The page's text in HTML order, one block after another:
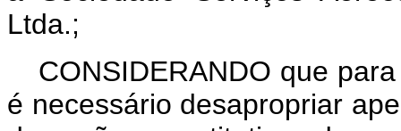
Ltda.;
CONSIDERANDO que
é necessário desapropriar